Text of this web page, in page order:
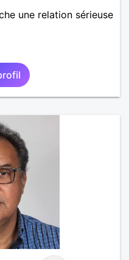
une relation sérieuse